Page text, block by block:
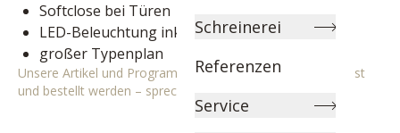
Schreinerei
Referenzen
Service
Softclose bei Türen
LED-Beleuchtung inklusive
großer Typenplan
Unsere Artikel und Programme können individuell angepasst
und bestellt werden – sprechen Sie uns gerne an!